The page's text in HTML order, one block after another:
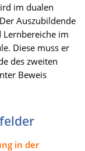
im dualen
Auszubildende
im
Diese muss er
des zweiten
Beweis
in der